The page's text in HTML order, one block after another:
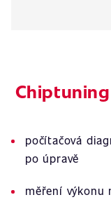
počítačová
po úpravě
měření výkonu